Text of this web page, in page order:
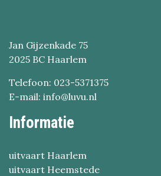
Jan Gijzenkade 75
2025 BC Haarlem
Telefoon: 023-5371375
E-mail: info@luvu.nl
Informatie
uitvaart Haarlem
uitvaart Heemstede